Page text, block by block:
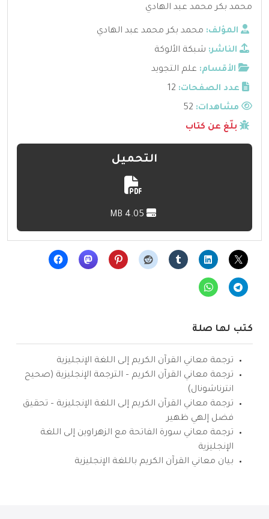
محمد بكر محمد عبد الهادي
المؤلف: محمد بكر محمد عبد الهادي
الناشر: شبكة الألوكة
الأقسام: علم التجويد
عدد الصفحات: 12
مشاهدات:
بلّغ عن كتاب
التحميل
كتب لها صلة
ترجمة معاني القرآن الكريم إلى اللغة الإنجليزية
ترجمة معاني القرآن الكريم – الترجمة الإنجليزية (صحيح
انترناشونال)
ترجمة معاني القرآن الكريم إلى اللغة الإنجليزية – تحقيق
فضل إلهي ظهير
ترجمة معاني سورة الفاتحة مع الزهراوين إلى اللغة
الإنجليزية
بيان معاني القرآن الكريم باللغة الإنجليزية